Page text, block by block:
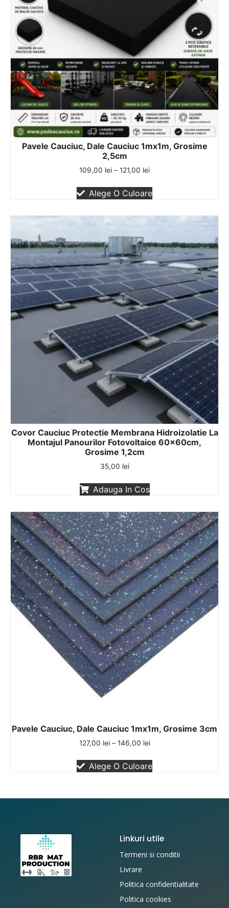
Pavele Cauciuc, Dale Cauciuc 1mx1m, Grosime
2,5cm
109,00 lei – 121,00 lei
Alege O Culoare
Covor Cauciuc Protectie Membrana Hidroizolatie La
Montajul Panourilor Fotovoltaice 60x60cm,
Grosime 1,2cm
35,00 lei
Adauga In Cos
Pavele Cauciuc, Dale Cauciuc 1mx1m, Grosime 3cm
127,00 lei – 146,00 lei
Alege O Culoare
Linkuri utile
Termeni si conditii
Livrare
Politica confidentialitate
Politica cookies